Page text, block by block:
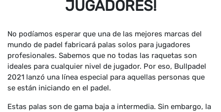
JUGADORES!
No podíamos esperar que una de las mejores marcas del
mundo de padel fabricará palas solos para jugadores
profesionales. Sabemos que no todas las raquetas son
ideales para cualquier nivel de jugador. Por eso, Bullpadel
2021 lanzó una línea especial para aquellas personas que
se están iniciando en el padel.
Estas palas son de gama baja a intermedia. Sin embargo, la